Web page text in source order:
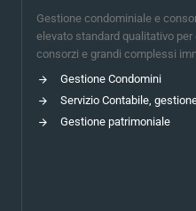
Gestione condominiale e
elevato standard qualitativo
consorzi e grandi complessi
Gestione Condomini
Servizio Contabile,
Gestione patrimoniale